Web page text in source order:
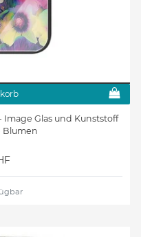
Image Glas und Kunststoff
Blumen